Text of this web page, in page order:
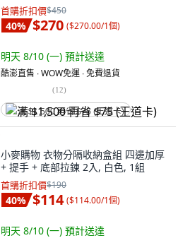
首購折扣價$450
40% $270 ($270.00/1個)
明天 8/10 (一) 預計送達
酷澎直售 ∙ WOW免運 ∙ 免費退貨
(12)
满 $1,500 再省 $75 (王道卡)
小麥購物 衣物分隔收納盒組 四邊加厚
+ 提手 + 底部拉鍊 2入, 白色, 1組
首購折扣價$190
40% $114 ($114.00/1個)
明天 8/10 (一) 預計送達